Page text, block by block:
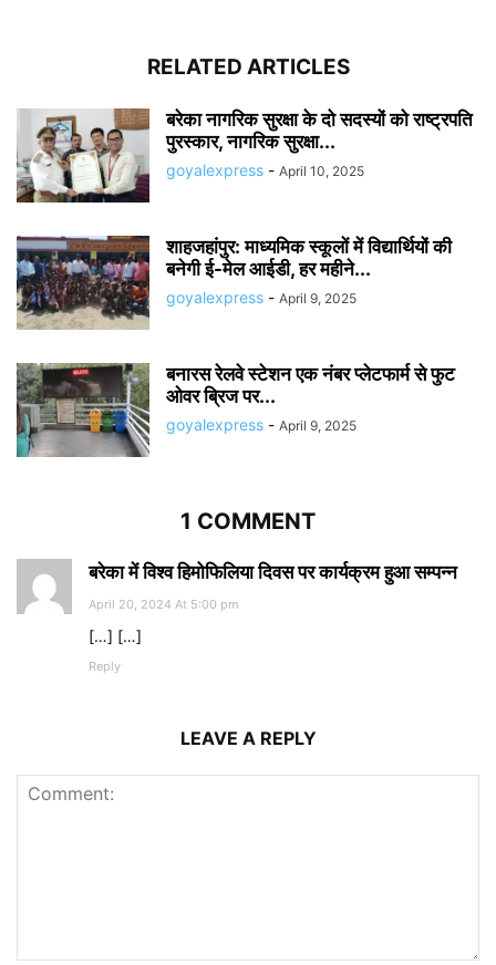
RELATED ARTICLES
बरेका नागरिक सुरक्षा के दो सदस्यों को राष्ट्रपति
पुरस्कार, नागरिक सुरक्षा...
goyalexpress - April 10, 2025
शाहजहांपुर: माध्यमिक स्कूलाें में विद्यार्थियों की
बनेगी ई-मेल आईडी, हर महीने...
goyalexpress - April 9, 2025
बनारस रेलवे स्टेशन एक नंबर प्लेटफार्म से फुट
ओवर ब्रिज पर...
goyalexpress - April 9, 2025
1 COMMENT
बरेका में विश्व हिमोफिलिया दिवस पर कार्यक्रम हुआ सम्पन्न
April 20, 2024 At 5:00 pm
[…] […]
Reply
LEAVE A REPLY